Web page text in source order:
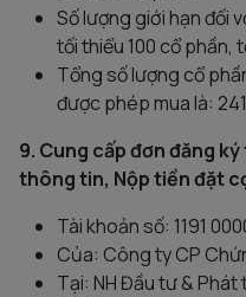
Số lượng giới hạn đối
tối thiểu 100 cổ phần,
Tổng số lượng cổ
được phép mua là:
9. Cung cấp đơn đăng
thông tin, Nộp tiền đặt
Tài khoản số: 1191
Của: Công ty CP
Tại: NH Đầu tư & Phát